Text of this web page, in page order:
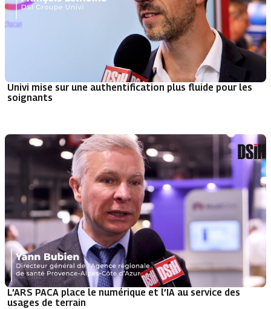
Univi mise sur une authentification plus fluide pour les
soignants
L’ARS PACA place le numérique et l’IA au service des
usages de terrain